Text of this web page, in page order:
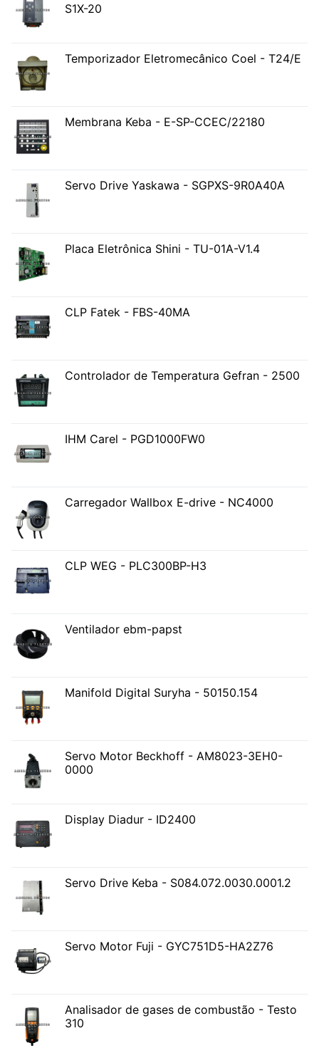
S1X-20
Temporizador Eletromecânico Coel - T24/E
Membrana Keba - E-SP-CCEC/22180
Servo Drive Yaskawa - SGPXS-9R0A40A
Placa Eletrônica Shini - TU-01A-V1.4
CLP Fatek - FBS-40MA
Controlador de Temperatura Gefran - 2500
IHM Carel - PGD1000FW0
Carregador Wallbox E-drive - NC4000
CLP WEG - PLC300BP-H3
Ventilador ebm-papst
Manifold Digital Suryha - 50150.154
Servo Motor Beckhoff - AM8023-3EH0-
0000
Display Diadur - ID2400
Servo Drive Keba - S084.072.0030.0001.2
Servo Motor Fuji - GYC751D5-HA2Z76
Analisador de gases de combustão - Testo
310